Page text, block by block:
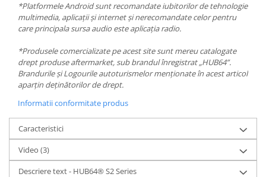
*Platformele Android sunt recomandate iubitorilor de tehnologie
multimedia, aplicații și internet și nerecomandate celor pentru
care principala sursa audio este aplicația radio.
*Produsele comercializate pe acest site sunt mereu catalogate
drept produse aftermarket, sub brandul înregistrat „HUB64”.
Brandurile și Logourile autoturismelor menționate în acest articol
aparțin deținătorilor de drept.
Informatii conformitate produs
Caracteristici
Video (3)
Descriere text - HUB64® S2 Series